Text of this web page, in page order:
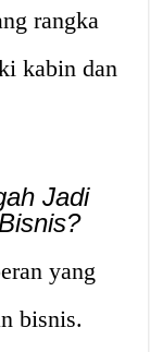
rangka
kabin dan
Jadi
yang
bisnis.